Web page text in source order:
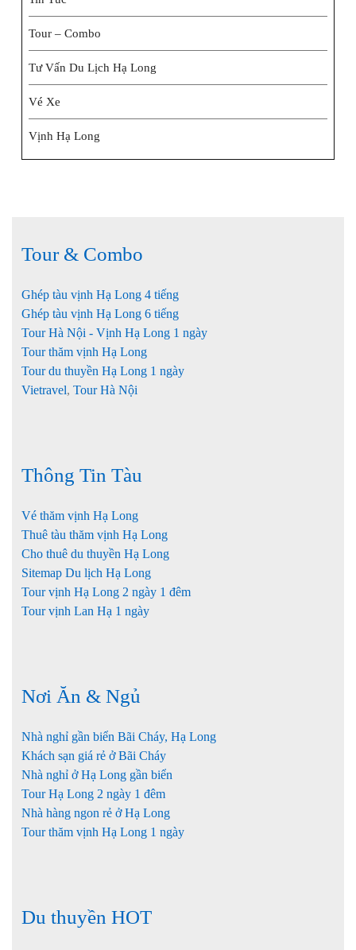
Tour – Combo
Tư Vấn Du Lịch Hạ Long
Vé Xe
Vịnh Hạ Long
Tour & Combo
Ghép tàu vịnh Hạ Long 4 tiếng
Ghép tàu vịnh Hạ Long 6 tiếng
Tour Hà Nội - Vịnh Hạ Long 1 ngày
Tour thăm vịnh Hạ Long
Tour du thuyền Hạ Long 1 ngày
Vietravel, Tour Hà Nội
Thông Tin Tàu
Vé thăm vịnh Hạ Long
Thuê tàu thăm vịnh Hạ Long
Cho thuê du thuyền Hạ Long
Sitemap Du lịch Hạ Long
Tour vịnh Hạ Long 2 ngày 1 đêm
Tour vịnh Lan Hạ 1 ngày
Nơi Ăn & Ngủ
Nhà nghỉ gần biển Bãi Cháy, Hạ Long
Khách sạn giá rẻ ở Bãi Cháy
Nhà nghỉ ở Hạ Long gần biển
Tour Hạ Long 2 ngày 1 đêm
Nhà hàng ngon rẻ ở Hạ Long
Tour thăm vịnh Hạ Long 1 ngày
Du thuyền HOT